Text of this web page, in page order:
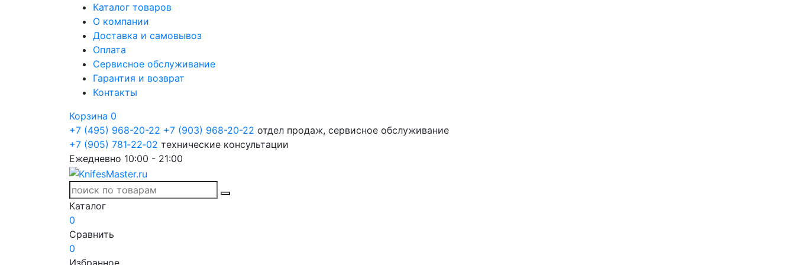
Каталог товаров
О компании
Доставка и самовывоз
Оплата
Сервисное обслуживание
Гарантия и возврат
Контакты
Корзина 0
+7 (495) 968-20-22 +7 (903) 968-20-22 отдел продаж, сервисное обслуживание
+7 (905) 781‑22‑02 технические консультации
Ежедневно 10:00 - 21:00
Каталог
0
Сравнить
0
Избранное